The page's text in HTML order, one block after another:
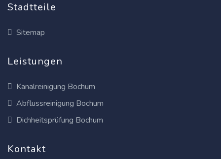
Stadtteile
Sitemap
Leistungen
Kanalreinigung Bochum
Abflussreinigung Bochum
Dichheitsprüfung Bochum
Kontakt